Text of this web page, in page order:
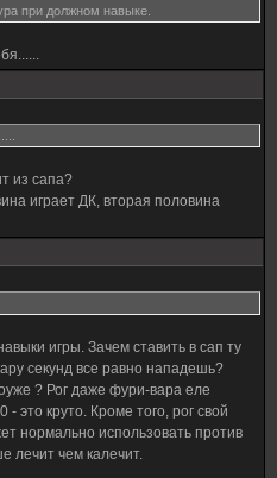
при должном навыке.
из сапа?
играет ДК, вторая половина
игры. Зачем ставить в сап ту
секунд все равно нападешь?
? Рог даже фури-вара еле
это круто. Кроме того, рог свой
нормально использовать против
лечит чем калечит.